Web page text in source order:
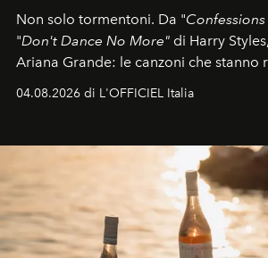
Non solo tormentoni. Da "Confessions
"Don't Dance No More" di Harry
Ariana Grande: le canzoni che stanno
colonna sonora della stagione.
04.08.2026 di L'OFFICIEL Italia